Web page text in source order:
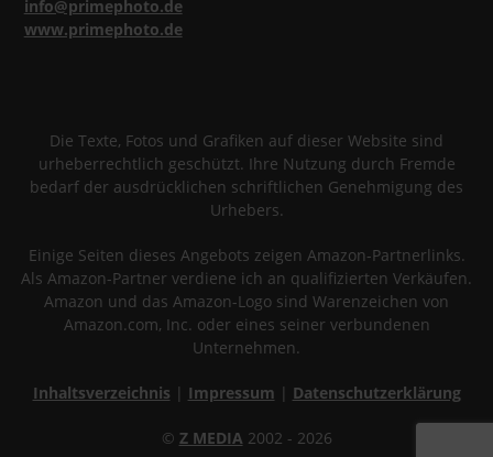
info@primephoto.de
www.primephoto.de
Die Texte, Fotos und Grafiken auf dieser Website sind
urheberrechtlich geschützt. Ihre Nutzung durch Fremde
bedarf der ausdrücklichen schriftlichen Genehmigung des
Urhebers.
Einige Seiten dieses Angebots zeigen Amazon-Partnerlinks.
Als Amazon-Partner verdiene ich an qualifizierten Verkäufen.
Amazon und das Amazon-Logo sind Warenzeichen von
Amazon.com, Inc. oder eines seiner verbundenen
Unternehmen.
Inhaltsverzeichnis | Impressum | Datenschutzerklärung
© Z MEDIA 2002 - 2026